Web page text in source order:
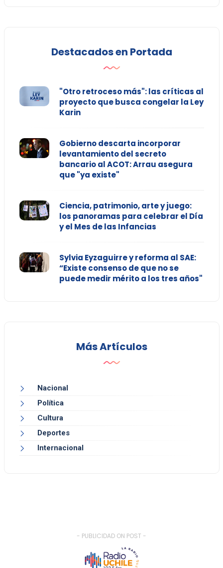
Destacados en Portada
"Otro retroceso más": las críticas al
proyecto que busca congelar la Ley
Karin
Gobierno descarta incorporar
levantamiento del secreto
bancario al ACOT: Arrau asegura
que "ya existe"
Ciencia, patrimonio, arte y juego:
los panoramas para celebrar el Día
y el Mes de las Infancias
Sylvia Eyzaguirre y reforma al SAE:
“Existe consenso de que no se
puede medir mérito a los tres años"
Más Artículos
Nacional
Política
Cultura
Deportes
Internacional
- PUBLICIDAD ON POST -